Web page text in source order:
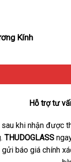
Kính
Hỗ trợ tư
sau khi nhận được
THUDOGLASS
gửi báo giá chính